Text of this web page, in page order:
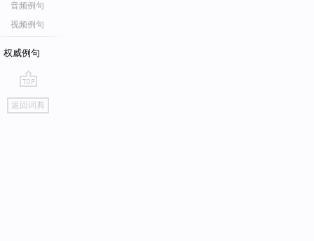
音频例句
视频例句
权威例句
go
top
返回词典